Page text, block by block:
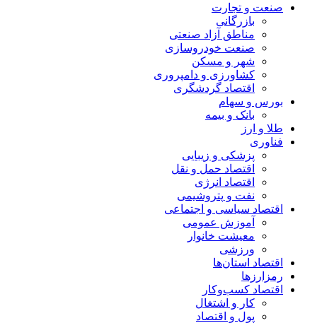
صنعت و تجارت
بازرگانی
مناطق آزاد صنعتی
صنعت خودروسازی
شهر و مسکن
کشاورزی و دامپروری
اقتصاد گردشگری
بورس و سهام
بانک و بیمه
طلا و ارز
فناوری
پزشکی و زیبایی
اقتصاد حمل و نقل
اقتصاد انرژی
نفت و پتروشیمی
اقتصاد سیاسی و اجتماعی
آموزش عمومی
معیشت خانوار
ورزشی
اقتصاد استان‌ها
رمزارزها
اقتصاد کسب‌و‌کار
کار و اشتغال
پول و اقتصاد